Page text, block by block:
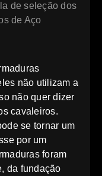
de seleção dos
de Aço
não utilizam a
não quer dizer
cavaleiros.
se tornar um
por um
foram
da fundação